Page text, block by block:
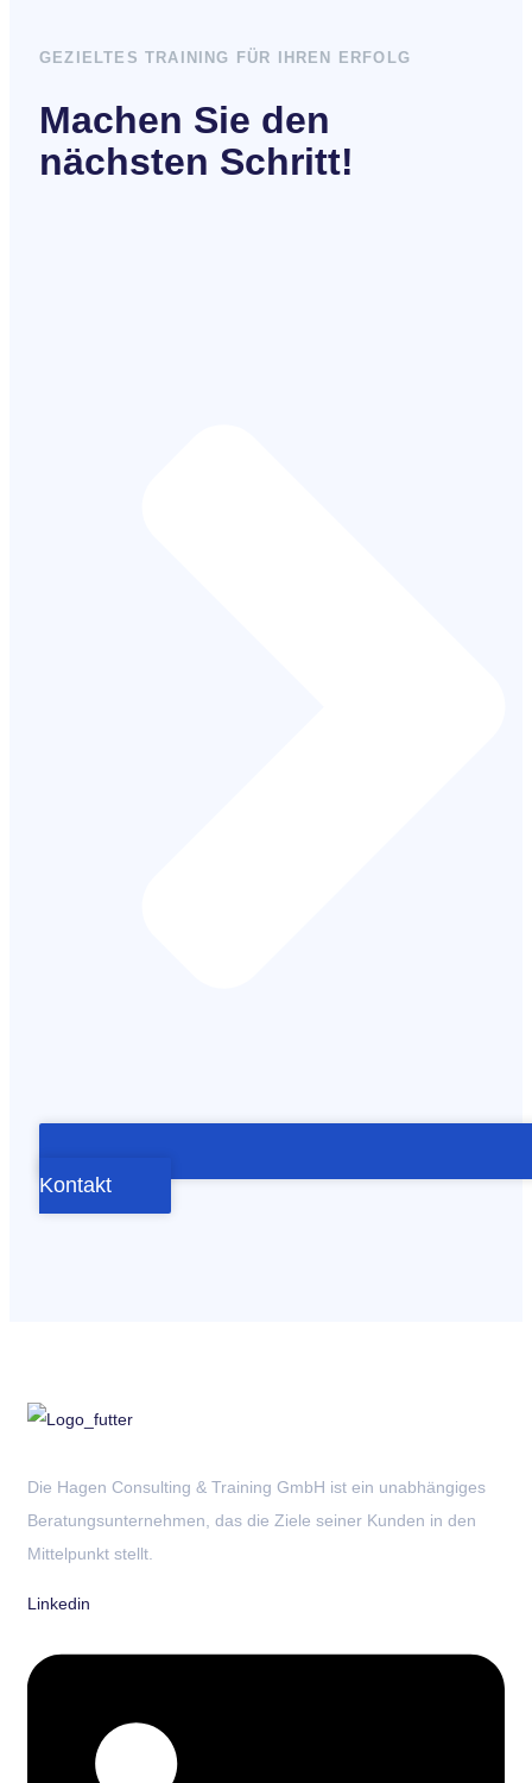
GEZIELTES TRAINING FÜR IHREN ERFOLG
Machen Sie den
nächsten Schritt!
Kontakt
Die Hagen Consulting & Training GmbH ist ein unabhängiges
Beratungsunternehmen, das die Ziele seiner Kunden in den
Mittelpunkt stellt.
Linkedin